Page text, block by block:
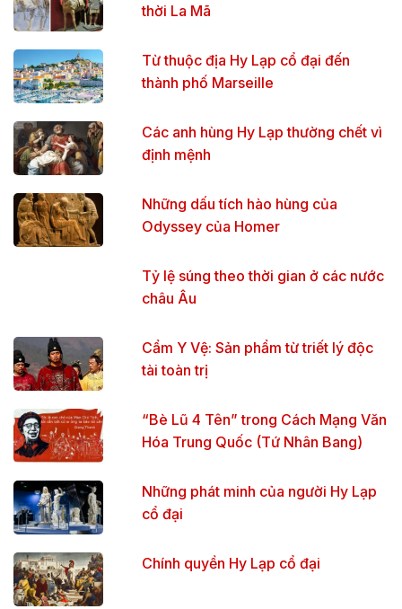
thời La Mã
Từ thuộc địa Hy Lạp cổ đại đến
thành phố Marseille
Các anh hùng Hy Lạp thường chết vì
định mệnh
Những dấu tích hào hùng của
Odyssey của Homer
Tỷ lệ súng theo thời gian ở các nước
châu Âu
Cẩm Y Vệ: Sản phẩm từ triết lý độc
tài toàn trị
“Bè Lũ 4 Tên” trong Cách Mạng Văn
Hóa Trung Quốc (Tứ Nhân Bang)
Những phát minh của người Hy Lạp
cổ đại
Chính quyền Hy Lạp cổ đại